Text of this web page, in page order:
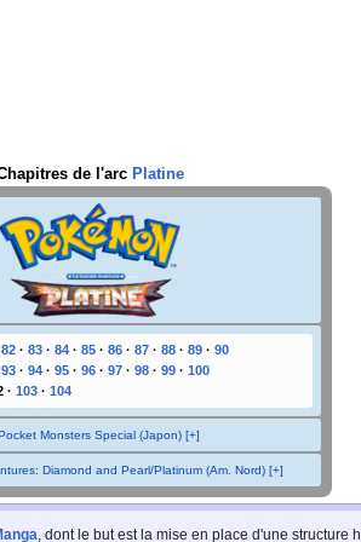
de l'arc Platine
82 · 83 · 84 · 85 · 86 · 87 · 88 · 89 · 90
93 · 94 · 95 · 96 · 97 · 98 · 99 · 100
· 103 · 104
Monsters Special (Japon) [+]
Diamond and Pearl/Platinum (Am. Nord) [+]
, dont le but est la mise en place d'une structure